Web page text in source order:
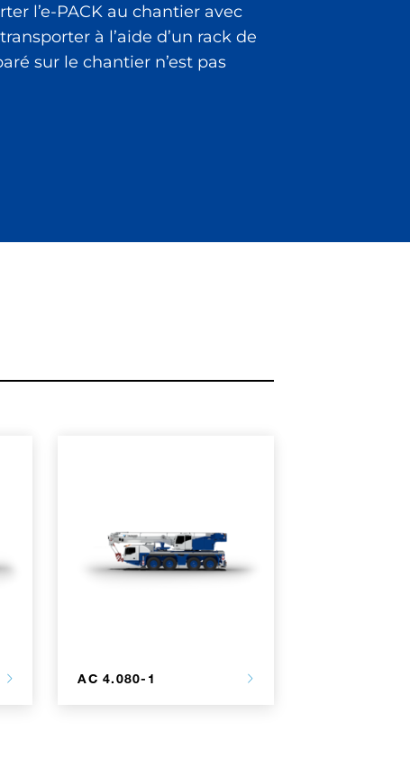
l’e-PACK au chantier avec
à l’aide d’un rack de
sur le chantier n’est pas
AC 4.080-1